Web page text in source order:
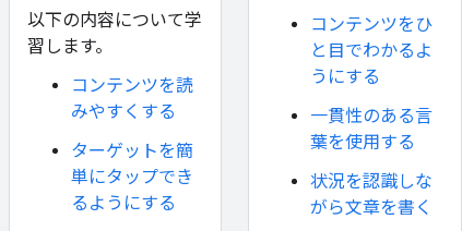
以下の内容について学
習します。
コンテンツを読
みやすくする
ターゲットを簡
単にタップでき
るようにする
コンテンツをひ
と目でわかるよ
うにする
一貫性のある言
葉を使用する
状況を認識しな
がら文章を書く